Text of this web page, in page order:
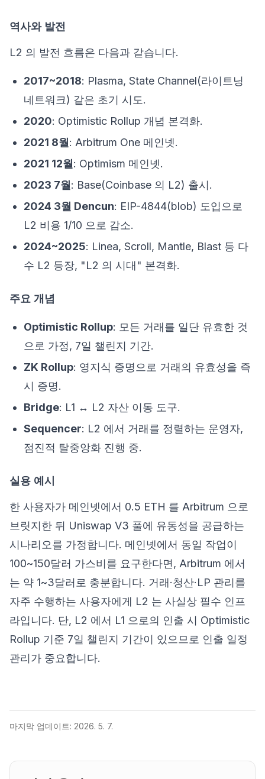
역사와 발전
L2 의 발전 흐름은 다음과 같습니다.
2017~2018: Plasma, State Channel(라이트닝
네트워크) 같은 초기 시도.
2020: Optimistic Rollup 개념 본격화.
2021 8월 : Arbitrum One 메인넷.
2021 12월 : Optimism 메인넷.
2023 7월 : Base(Coinbase 의 L2) 출시.
2024 3월 Dencun: EIP-4844(blob) 도입으로
L2 비용 1/10 으로 감소.
2024~2025: Linea, Scroll, Mantle, Blast 등 다
수 L2 등장, "L2 의 시대" 본격화.
주요 개념
Optimistic Rollup: 모든 거래를 일단 유효한 것
으로 가정, 7일 챌린지 기간.
ZK Rollup: 영지식 증명으로 거래의 유효성을 즉
시 증명.
Bridge: L1 ↔ L2 자산 이동 도구.
Sequencer: L2 에서 거래를 정렬하는 운영자,
점진적 탈중앙화 진행 중.
실용 예시
한 사용자가 메인넷에서 0.5 ETH 를 Arbitrum 으로
브릿지한 뒤 Uniswap V3 풀에 유동성을 공급하는
시나리오를 가정합니다. 메인넷에서 동일 작업이
100~150달러 가스비를 요구한다면, Arbitrum 에서
는 약 1~3달러로 충분합니다. 거래·청산·LP 관리를
자주 수행하는 사용자에게 L2 는 사실상 필수 인프
라입니다. 단, L2 에서 L1 으로의 인출 시 Optimistic
Rollup 기준 7일 챌린지 기간이 있으므로 인출 일정
관리가 중요합니다.
마지막 업데이트: 2026. 5. 7.